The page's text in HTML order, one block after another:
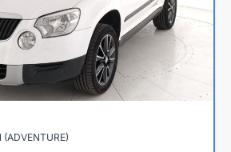
(ADVENTURE)